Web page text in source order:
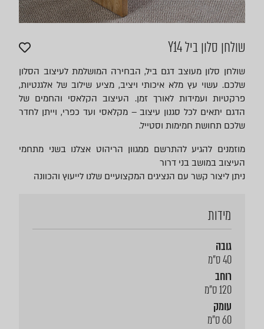
שולחן סלון ביל Y14
שולחן סלון מעוצב דגם ביל, הבחירה המושלמת לעיצוב הסלון
שלכם. עשוי עץ מלא איכותי ויציב, מציע שילוב של אלגנטיות,
פרקטיות ועמידות לאורך זמן. העיצוב הקלאסי והחמים של
הדגם יתאים לכל סגנון עיצוב – מקלאסי ועד כפרי, וייתן לחדר
שלכם תחושת חמימות וסטייל.
מוזמנים להגיע להתרשם ממגוון הריהוט אצלנו בשני מתחמי
העיצוב במושב בני דרור
ניתן ליצור קשר עם הנציגים המקצועיים שלנו לייעוץ והכוונה
מידות
גובה
40 ס"מ
רוחב
120 ס"מ
עומק
60 ס"מ